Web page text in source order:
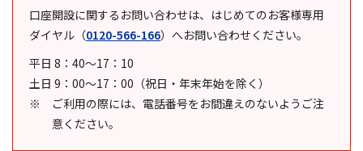
口座開設に関するお問い合わせは、はじめてのお客様専用
ダイヤル （0120-566-166） へお問い合わせください。
平日 8：40～17：10
土日 9：00～17：00（祝日・年末年始を除く）
ご利用の際には、電話番号をお間違えのないようご注
意ください。